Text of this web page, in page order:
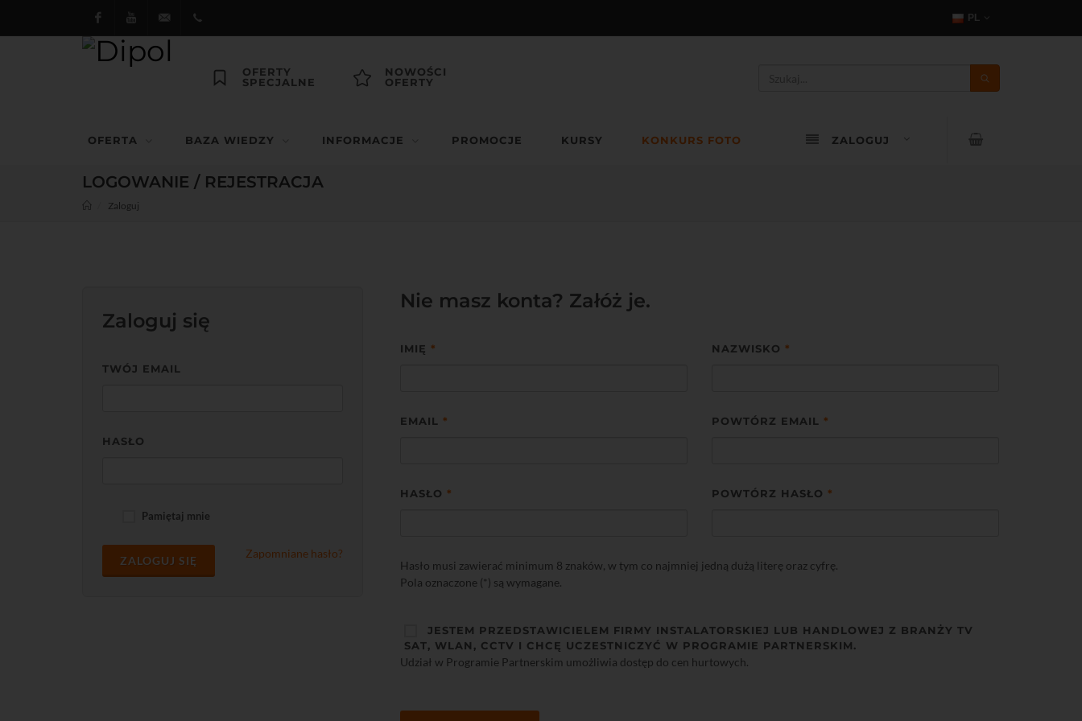
FacebookYoutubedipol@dipol.com.pl
PL
OFERTY
SPECJALNE
NOWOŚCI
OFERTY
OFERTA BAZA WIEDZY INFORMACJE PROMOCJE KURSY KONKURS FOTO ZALOGUJ
LOGOWANIE / REJESTRACJA
Zaloguj
Zaloguj się
TWÓJ EMAIL
HASŁO
Pamiętaj mnie
ZALOGUJ SIĘ
Zapomniane hasło?
Nie masz konta? Załóż je.
IMIĘ * NAZWISKO *
EMAIL * POWTÓRZ EMAIL *
HASŁO * POWTÓRZ HASŁO *
Hasło musi zawierać minimum 8 znaków, w tym co najmniej jedną dużą literę oraz cyfrę.
Pola oznaczone (*) są wymagane.
JESTEM PRZEDSTAWICIELEM FIRMY INSTALATORSKIEJ LUB HANDLOWEJ Z BRANŻY TV
SAT, WLAN, CCTV I CHCĘ UCZESTNICZYĆ W PROGRAMIE PARTNERSKIM.
Udział w Programie Partnerskim umożliwia dostęp do cen hurtowych.